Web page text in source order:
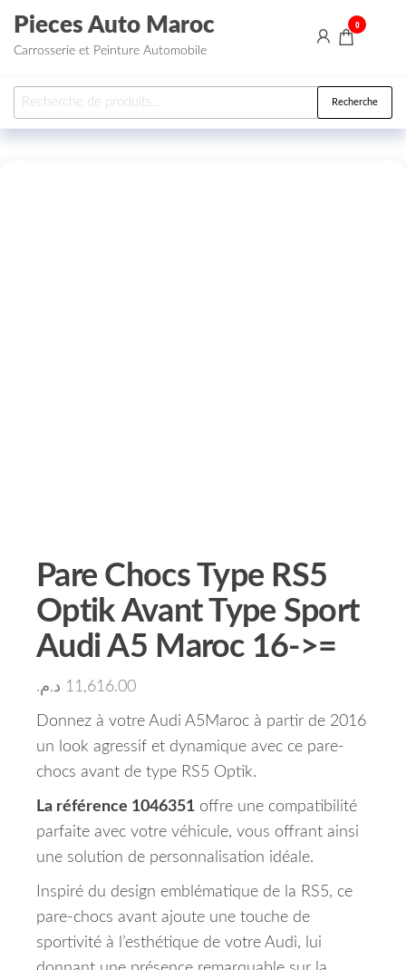
Aller au contenu
Pieces Auto Maroc
Carrosserie et Peinture Automobile
0
Recherche pour : Recherche
Pare Chocs Type RS5
Optik Avant Type Sport
Audi A5 Maroc 16->=
11,616.00 د.م.
Donnez à votre Audi A5Maroc à partir de 2016
un look agressif et dynamique avec ce pare-
chocs avant de type RS5 Optik.
La référence 1046351 offre une compatibilité
parfaite avec votre véhicule, vous offrant ainsi
une solution de personnalisation idéale.
Inspiré du design emblématique de la RS5, ce
pare-chocs avant ajoute une touche de
sportivité à l’esthétique de votre Audi, lui